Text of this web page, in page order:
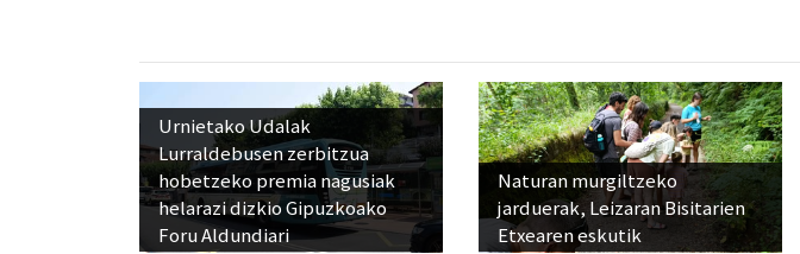
Urnietako Udalak
Lurraldebusen zerbitzua
hobetzeko premia nagusiak
helarazi dizkio Gipuzkoako
Foru Aldundiari
Naturan murgiltzeko
jarduerak, Leizaran Bisitarien
Etxearen eskutik